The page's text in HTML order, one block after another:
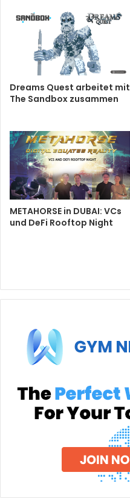
Dreams Quest arbeitet mit
The Sandbox zusammen
METAHORSE in DUBAI: VCs
und DeFi Rooftop Night